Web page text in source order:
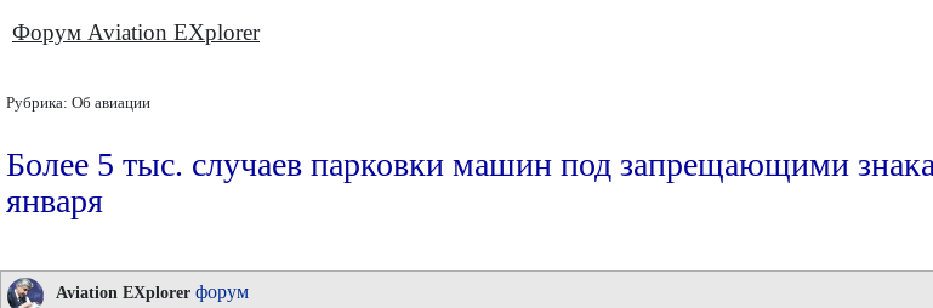
Форум Aviation EXplorer
Рубрика: Об авиации
Более 5 тыс. случаев парковки машин под запрещающими
января
Aviation EXplorer форум